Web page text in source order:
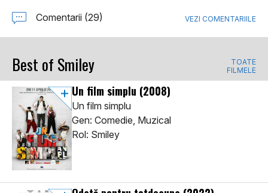
Comentarii (29) VEZI COMENTARIILE
Best of Smiley
TOATE
FILMELE
Un film simplu (2008)
Un film simplu
Gen: Comedie, Muzical
Rol: Smiley